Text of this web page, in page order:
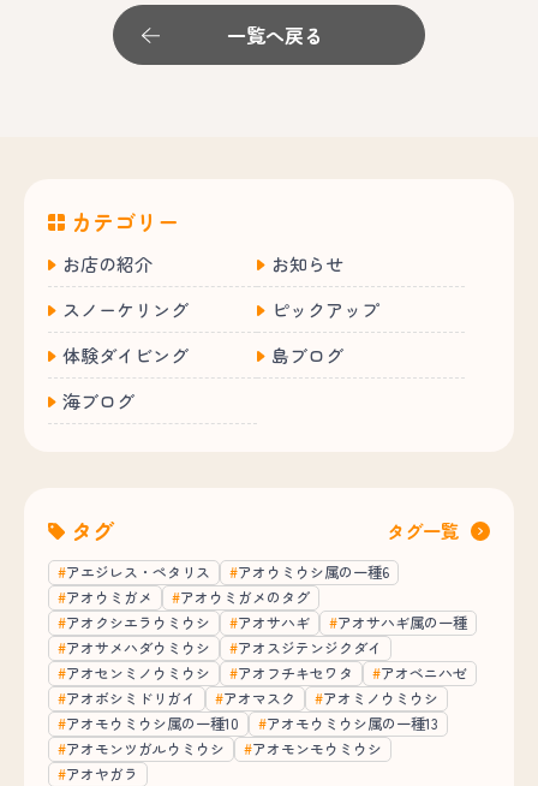
一覧へ戻る
カテゴリー
お店の紹介
お知らせ
スノーケリング
ピックアップ
体験ダイビング
島ブログ
海ブログ
タグ タグ一覧
アエジレス・ペタリス
アオウミウシ属の一種6
アオウミガメ
アオウミガメのタグ
アオクシエラウミウシ
アオサハギ
アオサハギ属の一種
アオサメハダウミウシ
アオスジテンジクダイ
アオセンミノウミウシ
アオフチキセワタ
アオベニハゼ
アオボシミドリガイ
アオマスク
アオミノウミウシ
アオモウミウシ属の一種10
アオモウミウシ属の一種13
アオモンツガルウミウシ
アオモンモウミウシ
アオヤガラ